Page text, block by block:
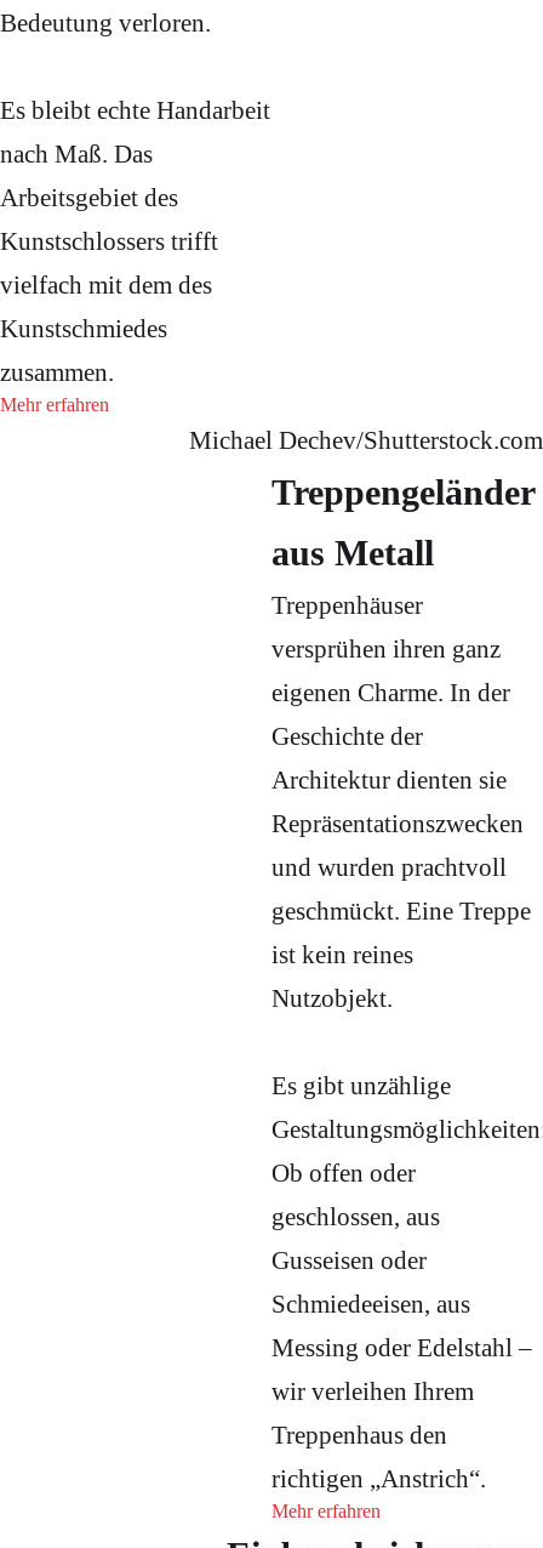
Bedeutung verloren.
Es bleibt echte Handarbeit
nach Maß. Das
Arbeitsgebiet des
Kunstschlossers trifft
vielfach mit dem des
Kunstschmiedes
zusammen.
Mehr erfahren
Michael Dechev/Shutterstock.com
Treppengeländer
aus Metall
Treppenhäuser
versprühen ihren ganz
eigenen Charme. In der
Geschichte der
Architektur dienten sie
Repräsentationszwecken
und wurden prachtvoll
geschmückt. Eine Treppe
ist kein reines
Nutzobjekt.
Es gibt unzählige
Ob offen oder
geschlossen, aus
Gusseisen oder
Schmiedeeisen, aus
Messing oder Edelstahl –
wir verleihen Ihrem
Treppenhaus den
richtigen „Anstrich“.
Mehr erfahren